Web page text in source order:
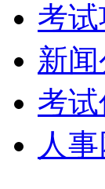
考试
新
考
人